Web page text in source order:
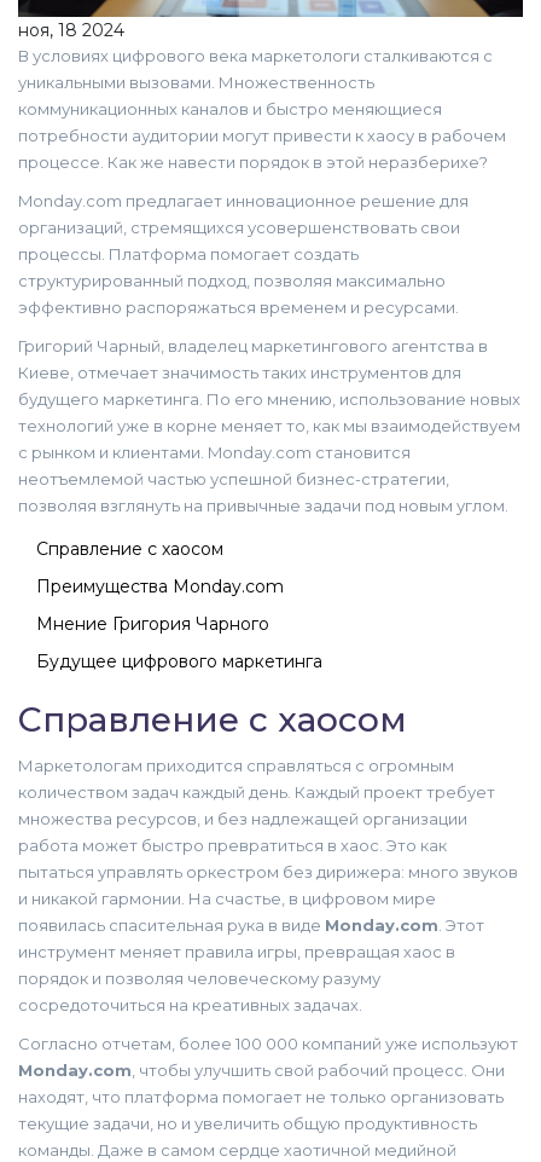
ноя, 18 2024
В условиях цифрового века маркетологи сталкиваются с
уникальными вызовами. Множественность
коммуникационных каналов и быстро меняющиеся
потребности аудитории могут привести к хаосу в рабочем
процессе. Как же навести порядок в этой неразберихе?
Monday.com предлагает инновационное решение для
организаций, стремящихся усовершенствовать свои
процессы. Платформа помогает создать
структурированный подход, позволяя максимально
эффективно распоряжаться временем и ресурсами.
Григорий Чарный, владелец маркетингового агентства в
Киеве, отмечает значимость таких инструментов для
будущего маркетинга. По его мнению, использование новых
технологий уже в корне меняет то, как мы взаимодействуем
с рынком и клиентами. Monday.com становится
неотъемлемой частью успешной бизнес-стратегии,
позволяя взглянуть на привычные задачи под новым углом.
Справление с хаосом
Преимущества Monday.com
Мнение Григория Чарного
Будущее цифрового маркетинга
Справление с хаосом
Маркетологам приходится справляться с огромным
количеством задач каждый день. Каждый проект требует
множества ресурсов, и без надлежащей организации
работа может быстро превратиться в хаос. Это как
пытаться управлять оркестром без дирижера: много звуков
и никакой гармонии. На счастье, в цифровом мире
появилась спасительная рука в виде Monday.com . Этот
инструмент меняет правила игры, превращая хаос в
порядок и позволяя человеческому разуму
сосредоточиться на креативных задачах.
Согласно отчетам, более 100 000 компаний уже используют
Monday.com , чтобы улучшить свой рабочий процесс. Они
находят, что платформа помогает не только организовать
текущие задачи, но и увеличить общую продуктивность
команды. Даже в самом сердце хаотичной медийной